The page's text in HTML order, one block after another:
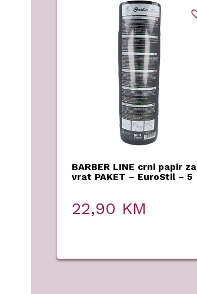
BARBER LINE crni papir za
vrat PAKET – EuroStil – 5
22,90 KM